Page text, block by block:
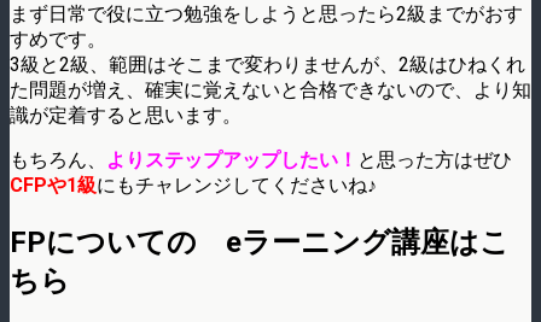
まず日常で役に立つ勉強をしようと思ったら2級までがおす
すめです。
3級と2級、範囲はそこまで変わりませんが、2級はひねくれ
た問題が増え、確実に覚えないと合格できないので、より知
識が定着すると思います。
もちろん、
よりステップアップしたい！ と思った方はぜひ
CFPや1級にもチャレンジしてくださいね♪
FPについての eラーニング講座はこ
ちら